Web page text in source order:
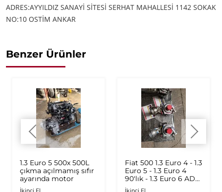
ADRES:AYYILDIZ SANAYİ SİTESİ SERHAT MAHALLESİ 1142 SOKAK
NO:10 OSTİM ANKAR
Benzer Ürünler
1.3 Euro 5 500x 500L
çıkma açılmamış sıfır
ayarında motor
İkinci El
Fiat 500 1.3 Euro 4 - 1.3
Euro 5 - 1.3 Euro 4
90'lık - 1.3 Euro 6 AD
Plus 1.6 Multijet - 1.9
İkinci El